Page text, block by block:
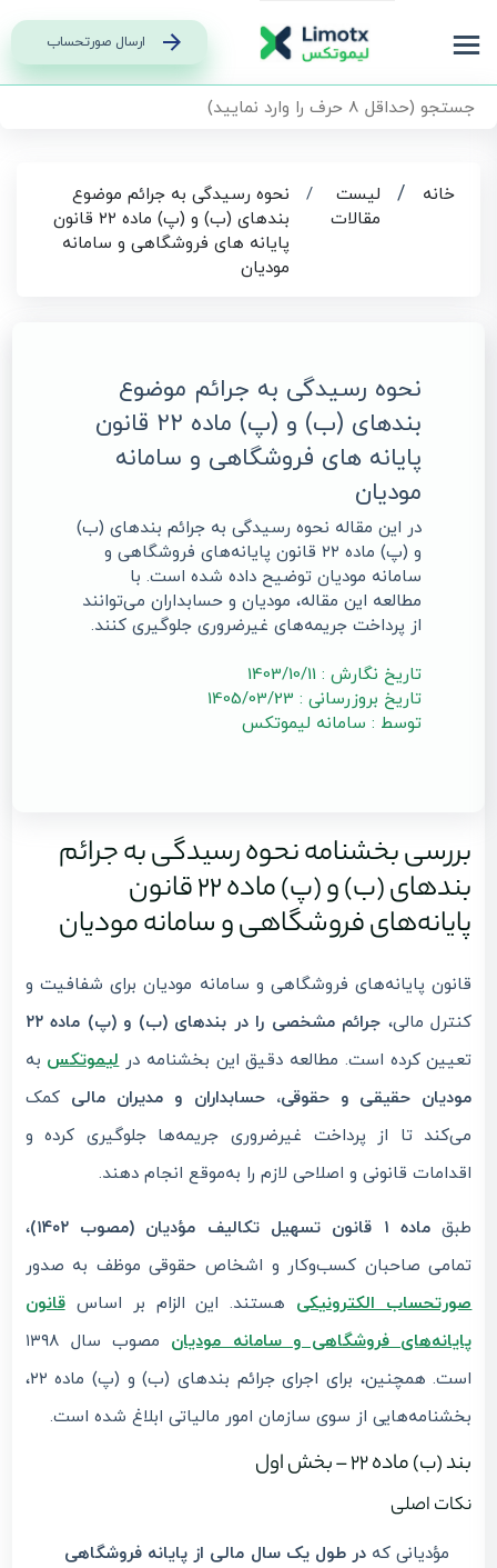
ارسال صورتحساب
خانه /
لیست
مقالات
/
نحوه رسیدگی به جرائم موضوع
بندهای (ب) و (پ) ماده ۲۲ قانون
پایانه های فروشگاهی و سامانه
مودیان
نحوه رسیدگی به جرائم موضوع
بندهای (ب) و (پ) ماده ۲۲ قانون
پایانه های فروشگاهی و سامانه
مودیان
در این مقاله نحوه رسیدگی به جرائم بندهای (ب)
و (پ) ماده ۲۲ قانون پایانه‌های فروشگاهی و
سامانه مودیان توضیح داده شده است. با
مطالعه این مقاله، مودیان و حسابداران می‌توانند
از پرداخت جریمه‌های غیرضروری جلوگیری کنند.
تاریخ نگارش : 1403/10/11
تاریخ بروزرسانی : 1405/03/23
توسط : سامانه لیموتکس
بررسی بخشنامه نحوه رسیدگی به جرائم
بندهای (ب) و (پ) ماده ۲۲ قانون
پایانه‌های فروشگاهی و سامانه مودیان
قانون پایانه‌های فروشگاهی و سامانه مودیان برای شفافیت و
کنترل مالی، جرائم مشخصی را در بندهای (ب) و (پ) ماده ۲۲
تعیین کرده است. مطالعه دقیق این بخشنامه درلیموتکس به
مودیان حقیقی و حقوقی، حسابداران و مدیران مالی کمک
می‌کند تا از پرداخت غیرضروری جریمه‌ها جلوگیری کرده و
اقدامات قانونی و اصلاحی لازم را به‌موقع انجام دهند.
طبق ماده ۱ قانون تسهیل تکالیف مؤدیان (مصوب ۱۴۰۲)
،
تمامی صاحبان کسب‌وکار و اشخاص حقوقی موظف به صدور
صورتحساب الکترونیکی هستند. این الزام بر اساسقانون
پایانه‌های فروشگاهی و سامانه مودیان
مصوب سال ۱۳۹۸
است. همچنین، برای اجرای جرائم بندهای (ب) و (پ) ماده ۲۲،
بخشنامه‌هایی از سوی سازمان امور مالیاتی ابلاغ شده است.
بند (ب) ماده ۲۲ – بخش اول
نکات اصلی
مؤدیانی که در طول یک سال مالی از پایانه فروشگاهی